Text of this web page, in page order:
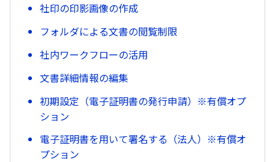
社印の印影画像の作成
フォルダによる文書の閲覧制限
社内ワークフローの活用
文書詳細情報の編集
初期設定（電子証明書の発行申請）※有償オプ
ション
電子証明書を用いて署名する（法人）※有償オ
プション